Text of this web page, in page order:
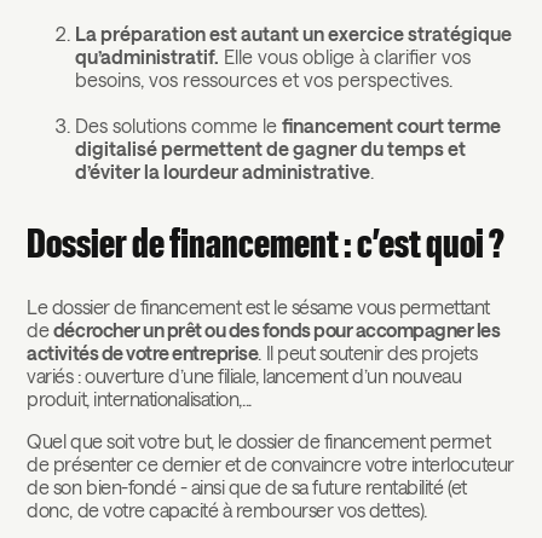
La préparation est autant un exercice stratégique
qu’administratif. Elle vous oblige à clarifier vos
besoins, vos ressources et vos perspectives.
Des solutions comme lefinancement court terme
digitalisé permettent de gagner du temps et
d’éviter la lourdeur administrative
Dossier de financement : c’est quoi ?
Le dossier de financement est le sésame vous permettant
dedécrocher un prêt ou des fonds pour accompagner les
activités de votre entreprise. Il peut soutenir des projets
variés : ouverture d’une filiale, lancement d’un nouveau
produit, internationalisation,...
Quel que soit votre but, le dossier de financement permet
de présenter ce dernier et de convaincre votre interlocuteur
de son bien-fondé - ainsi que de sa future rentabilité (et
donc, de votre capacité à rembourser vos dettes).